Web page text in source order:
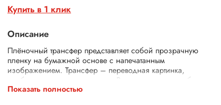
Купить в 1 клик
Описание
Плёночный трансфер представляет собой прозрачную
пленку на бумажной основе с напечатанным
изображением. Трансфер – переводная картинка,
изображение, с его помощью Ваше изделие приобретет
неповторимость и уникальность. Трансферной бумагой
Показать полностью